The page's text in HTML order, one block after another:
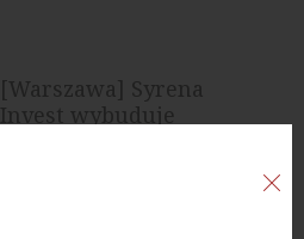
[Warszawa] Syrena
Invest wybuduje